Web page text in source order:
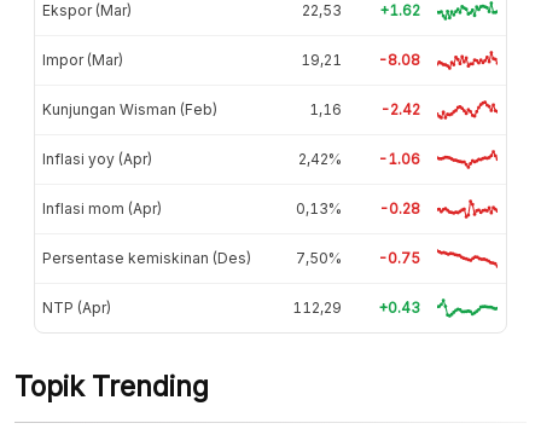
Ekspor (Mar) 22,53 +1.62
Impor (Mar) 19,21 -8.08
Kunjungan Wisman (Feb) 1,16 -2.42
Inflasi yoy (Apr) 2,42% -1.06
Inflasi mom (Apr) 0,13% -0.28
Persentase kemiskinan (Des) 7,50% -0.75
NTP (Apr) 112,29 +0.43
Topik Trending